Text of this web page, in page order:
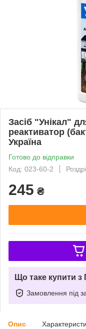
Засіб "Унікал"
реактиватор
Україна
Готово до відправки
Код: 023-60-2
245 ₴
Що таке купити
Замовлення під
Опис